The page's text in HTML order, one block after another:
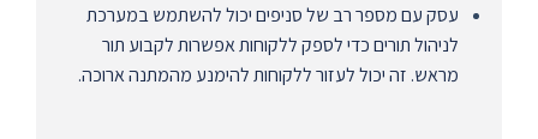
עסק עם מספר רב של סניפים יכול להשתמש במערכת
לניהול תורים כדי לספק ללקוחות אפשרות לקבוע תור
מראש. זה יכול לעזור ללקוחות להימנע מהמתנה ארוכה.